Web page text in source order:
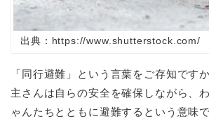
出典：https://www.shutterstock.com/
「同行避難」という言葉をご存知で
主さんは自らの安全を確保しながら、
ゃんたちとともに避難するという意味